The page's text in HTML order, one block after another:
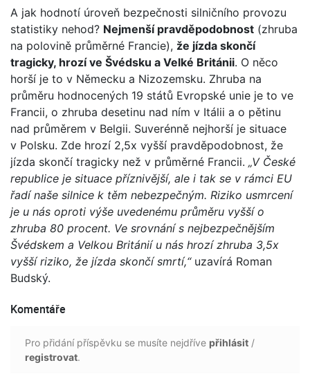
A jak hodnotí úroveň bezpečnosti silničního provozu
statistiky nehod? Nejmenší pravděpodobnost (zhruba
na polovině průměrné Francie), že jízda skončí
tragicky, hrozí ve Švédsku a Velké Británii. O něco
horší je to v Německu a Nizozemsku. Zhruba na
průměru hodnocených 19 států Evropské unie je to ve
Francii, o zhruba desetinu nad ním v Itálii a o pětinu
nad průměrem v Belgii. Suverénně nejhorší je situace
v Polsku. Zde hrozí 2,5x vyšší pravděpodobnost, že
jízda skončí tragicky než v průměrné Francii. „V České
republice je situace příznivější, ale i tak se v rámci EU
řadí naše silnice k těm nebezpečným. Riziko usmrcení
je u nás oproti výše uvedenému průměru vyšší o
zhruba 80 procent. Ve srovnání s nejbezpečnějším
Švédskem a Velkou Británií u nás hrozí zhruba 3,5x
vyšší riziko, že jízda skončí smrtí,“uzavírá Roman
Budský.
Komentáře
Pro přidání příspěvku se musíte nejdříve přihlásit /
registrovat.